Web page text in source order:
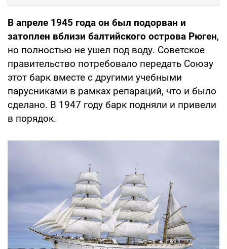
В апреле 1945 года он был подорван и
затоплен вблизи балтийского острова Рюген,
но полностью не ушел под воду. Советское
правительство потребовало передать Союзу
этот барк вместе с другими учебными
парусниками в рамках репараций, что и было
сделано. В 1947 году барк подняли и привели
в порядок.